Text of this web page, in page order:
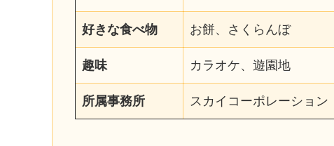
好きな食べ物 お餅、さくらんぼ
趣味 カラオケ、遊園地
所属事務所 スカイコーポレーション